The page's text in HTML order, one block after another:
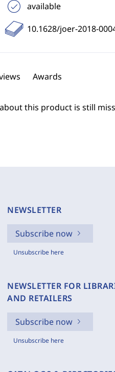
available
10.1628/joer-2018-
Awards
this product is still
NEWSLETTER
Subscribe now
Unsubscribe here
NEWSLETTER FOR
AND RETAILERS
Subscribe now
Unsubscribe here